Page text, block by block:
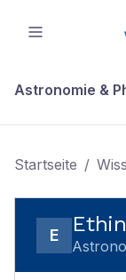
Astronomie &
Startseite /
E Ethin